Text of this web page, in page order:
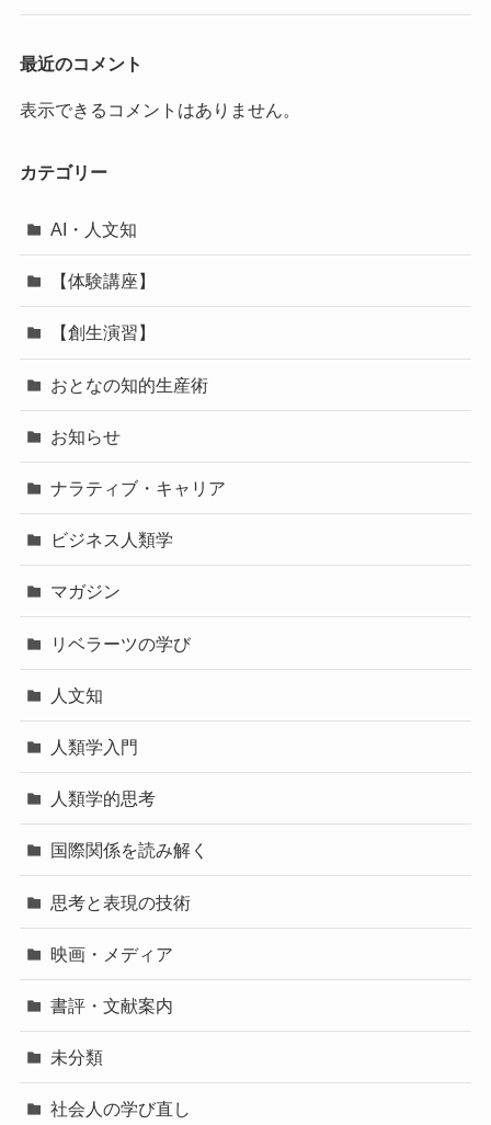
最近のコメント
表示できるコメントはありません。
カテゴリー
AI・人文知
【体験講座】
【創生演習】
おとなの知的生産術
お知らせ
ナラティブ・キャリア
ビジネス人類学
マガジン
リベラーツの学び
人文知
人類学入門
人類学的思考
国際関係を読み解く
思考と表現の技術
映画・メディア
書評・文献案内
未分類
社会人の学び直し